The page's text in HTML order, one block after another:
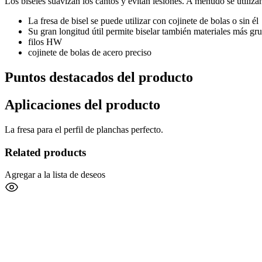
La fresa de bisel se puede utilizar con cojinete de bolas o sin él
Su gran longitud útil permite biselar también materiales más
filos HW
cojinete de bolas de acero preciso
Puntos destacados del producto
Aplicaciones del producto
La fresa para el perfil de planchas perfecto.
Related products
Agregar a la lista de deseos